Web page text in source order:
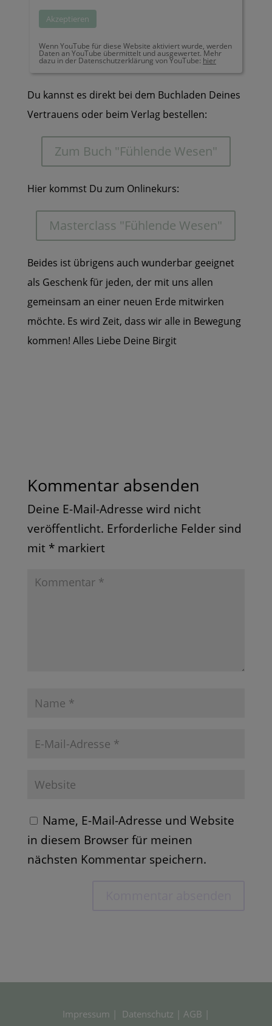
Akzeptieren
Wenn YouTube für diese Website aktiviert wurde, werden
Daten an YouTube übermittelt und ausgewertet. Mehr
dazu in der Datenschutzerklärung von YouTube: hier
Du kannst es direkt bei dem Buchladen Deines
Vertrauens oder beim Verlag bestellen:
Zum Buch "Fühlende Wesen"
Hier kommst Du zum Onlinekurs:
Masterclass "Fühlende Wesen"
Beides ist übrigens auch wunderbar geeignet
als Geschenk für jeden, der mit uns allen
gemeinsam an einer neuen Erde mitwirken
möchte. Es wird Zeit, dass wir alle in Bewegung
kommen! Alles Liebe Deine Birgit
Kommentar absenden
Deine E-Mail-Adresse wird nicht
veröffentlicht. Erforderliche Felder sind
mit *markiert
Name, E-Mail-Adresse und Website
in diesem Browser für meinen
nächsten Kommentar speichern.
Impressum | Datenschutz | AGB |